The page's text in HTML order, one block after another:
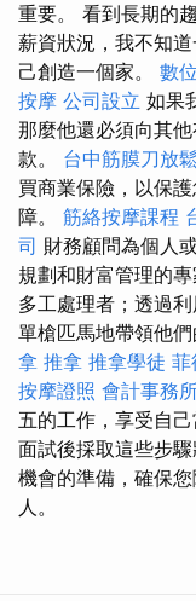
重要。 看到長期的
薪資狀況，我不知
己創造一個家。 數
按摩 公司設立 如果
那麼他還必須向其
款。 台中筋膜刀放鬆
買商業保險，以保
障。 筋絡按摩課程
司 財務顧問為個人
規劃和財富管理的
多工處理者；透過
單槍匹馬地帶領他
拿 推拿 推拿學徒 菲
按摩證照 會計事務
五的工作，享受自
面試後採取這些步
機會的準備，確保
人。